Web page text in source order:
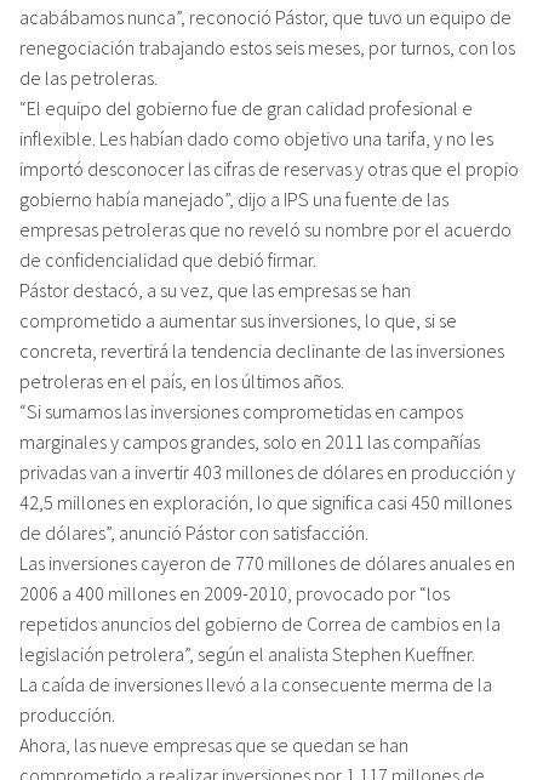
acabábamos nunca”, reconoció Pástor, que tuvo un equipo de
renegociación trabajando estos seis meses, por turnos, con los
de las petroleras.
“El equipo del gobierno fue de gran calidad profesional e
inflexible. Les habían dado como objetivo una tarifa, y no les
importó desconocer las cifras de reservas y otras que el propio
gobierno había manejado”, dijo a IPS una fuente de las
empresas petroleras que no reveló su nombre por el acuerdo
de confidencialidad que debió firmar.
Pástor destacó, a su vez, que las empresas se han
comprometido a aumentar sus inversiones, lo que, si se
concreta, revertirá la tendencia declinante de las inversiones
petroleras en el país, en los últimos años.
“Si sumamos las inversiones comprometidas en campos
marginales y campos grandes, solo en 2011 las compañías
privadas van a invertir 403 millones de dólares en producción y
42,5 millones en exploración, lo que significa casi 450 millones
de dólares”, anunció Pástor con satisfacción.
Las inversiones cayeron de 770 millones de dólares anuales en
2006 a 400 millones en 2009-2010, provocado por “los
repetidos anuncios del gobierno de Correa de cambios en la
legislación petrolera”, según el analista Stephen Kueffner.
La caída de inversiones llevó a la consecuente merma de la
producción.
Ahora, las nueve empresas que se quedan se han
comprometido a realizar inversiones por 1.117 millones de